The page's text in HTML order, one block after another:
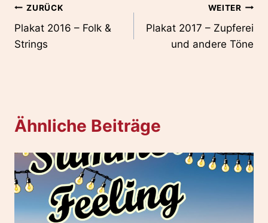
Beitragsnavigation
ZURÜCK
Plakat 2016 – Folk &
Strings
WEITER
Plakat 2017 – Zupferei
und andere Töne
Ähnliche Beiträge